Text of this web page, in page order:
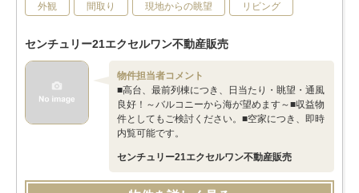
外観 間取り 現地からの眺望 リビング
センチュリー21エクセルワン不動産販売
物件担当者コメント
■高台、最前列棟につき、日当たり・眺望・通風
良好！～バルコニーから海が望めます～■収益物
件としてもご検討ください。■空家につき、即時
内覧可能です。
センチュリー21エクセルワン不動産販売